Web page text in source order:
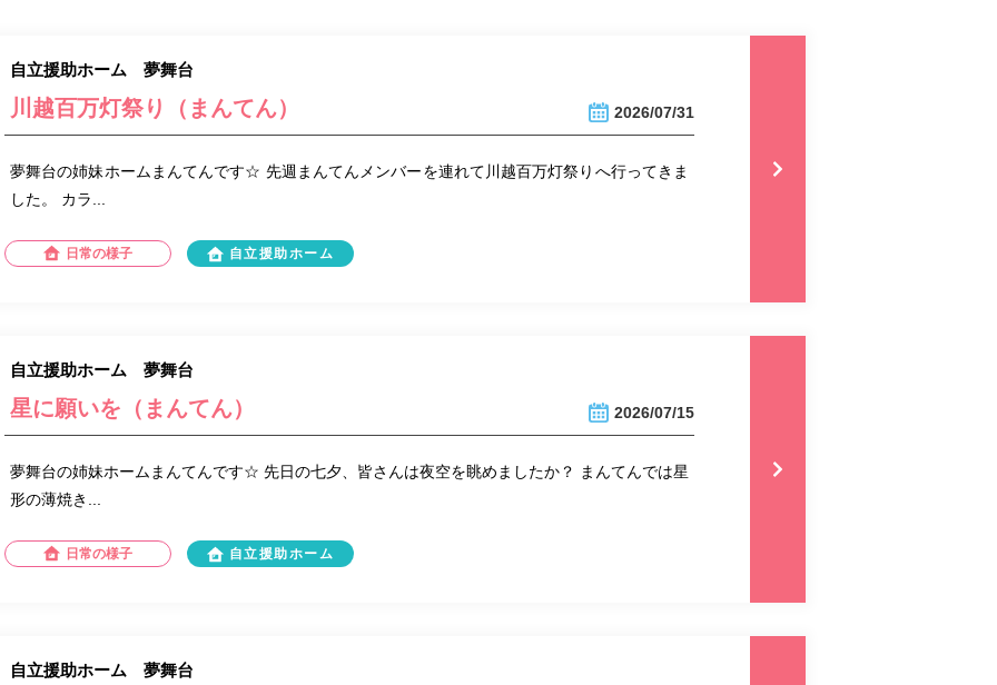
2026/07/31
自立援助ホーム 夢舞台
川越百万灯祭り（まんてん）
夢舞台の姉妹ホームまんてんです☆ 先週まんてんメンバーを連れて川越百万灯祭りへ行ってきま
した。 カラ...
日常の様子 自立援助ホーム
2026/07/15
自立援助ホーム 夢舞台
星に願いを（まんてん）
夢舞台の姉妹ホームまんてんです☆ 先日の七夕、皆さんは夜空を眺めましたか？ まんてんでは星
形の薄焼き...
日常の様子 自立援助ホーム
自立援助ホーム 夢舞台